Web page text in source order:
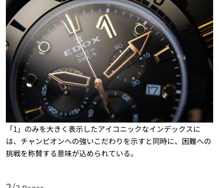
「1」のみを大きく表示したアイコニックなインデックスに
は、チャンピオンへの強いこだわりを示すと同時に、困難への
挑戦を称賛する意味が込められている。